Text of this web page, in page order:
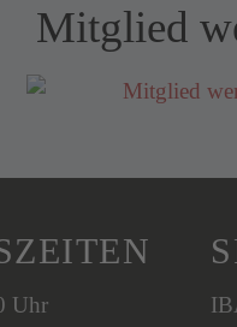
Mitglied
Uhr